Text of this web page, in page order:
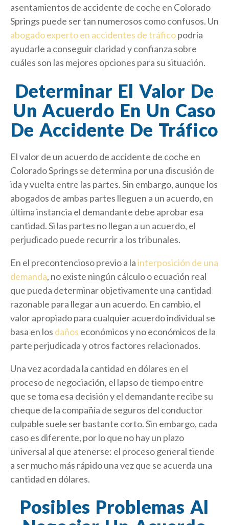
asentamientos de accidente de coche en Colorado
Springs puede ser tan numerosos como confusos. Un
abogado experto en accidentes de tráficopodría
ayudarle a conseguir claridad y confianza sobre
cuáles son las mejores opciones para su situación.
Determinar El Valor De
Un Acuerdo En Un Caso
De Accidente De Tráfico
El valor de un acuerdo de accidente de coche en
Colorado Springs se determina por una discusión de
ida y vuelta entre las partes. Sin embargo, aunque los
abogados de ambas partes lleguen a un acuerdo, en
última instancia el demandante debe aprobar esa
cantidad. Si las partes no llegan a un acuerdo, el
perjudicado puede recurrir a los tribunales.
En el precontencioso previo a lainterposición de una
demanda, no existe ningún cálculo o ecuación real
que pueda determinar objetivamente una cantidad
razonable para llegar a un acuerdo. En cambio, el
valor apropiado para cualquier acuerdo individual se
basa en los daños económicos y no económicos de la
parte perjudicada y otros factores relacionados.
Una vez acordada la cantidad en dólares en el
proceso de negociación, el lapso de tiempo entre
que se toma esa decisión y el demandante recibe su
cheque de la compañía de seguros del conductor
culpable suele ser bastante corto. Sin embargo, cada
caso es diferente, por lo que no hay un plazo
universal al que atenerse: el proceso general tiende
a ser mucho más rápido una vez que se acuerda una
cantidad en dólares.
Posibles Problemas Al